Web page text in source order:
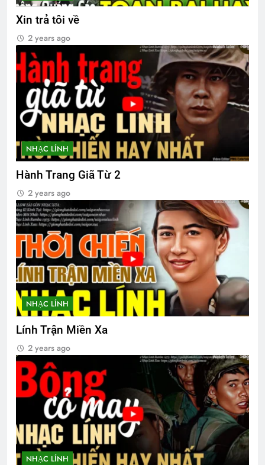
CTBCTY Tập IV chương 43
Thăm CSVSQ Trương Văn Minh K22
2 Years Ago
CSVSQ Lê Văn Lệ K22
2 Years Ago
Nhạc Khúc Mừng Xuân
Xin trả tôi về
2 years ago
NHẠC LÍNH
Hành Trang Giã Từ 2
2 years ago
NHẠC LÍNH
Lính Trận Miền Xa
2 years ago
NHẠC LÍNH